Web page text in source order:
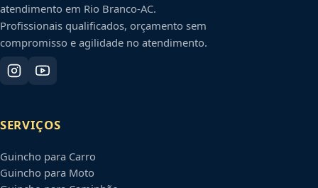
atendimento em Rio Branco-AC.
Profissionais qualificados, orçamento sem
compromisso e agilidade no atendimento.
SERVIÇOS
Guincho para Carro
Guincho para Moto